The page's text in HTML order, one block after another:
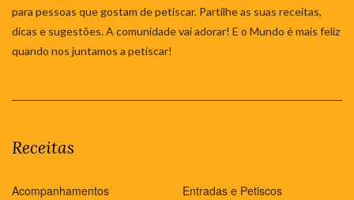
para pessoas que gostam de petiscar. Partilhe as suas receitas,
dicas e sugestões. A comunidade vai adorar! E o Mundo é mais feliz
quando nos juntamos a petiscar!
Receitas
Acompanhamentos
Entradas e Petiscos